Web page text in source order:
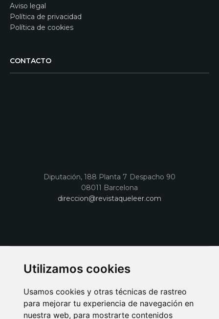
Utilizamos cookies
Usamos cookies y otras técnicas de rastreo
para mejorar tu experiencia de navegación en
nuestra web, para mostrarte contenidos
Aviso legal
Política de privacidad
Política de cookies
CONTACTO
Diputación, 188 Planta 7 Despacho 90
08011 Barcelona
direccion@revistaqueleer.com